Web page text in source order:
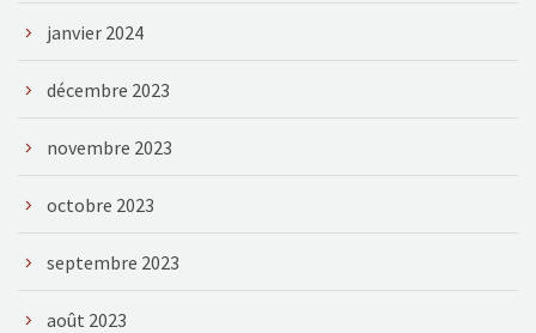
janvier 2024
décembre 2023
novembre 2023
octobre 2023
septembre 2023
août 2023